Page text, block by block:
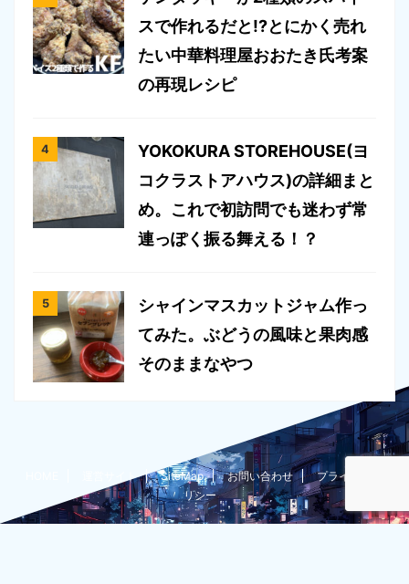
スで作れるだと!?とにかく売れ
たい中華料理屋おおたき氏考案
の再現レシピ
YOKOKURA STOREHOUSE(ヨ
コクラストアハウス)の詳細まと
め。これで初訪問でも迷わず常
連っぽく振る舞える！？
シャインマスカットジャム作っ
てみた。ぶどうの風味と果肉感
そのままなやつ
運営サイト SiteMap お問い合わせ
プライバシーポ
リシー